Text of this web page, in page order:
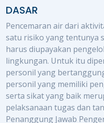
DASAR
Pencemaran air dari
satu risiko yang tentunya
harus diupayakan
lingkungan. Untuk itu
personil yang
personil yang memiliki
serta sikat yang baik
pelaksanaan tugas dan
Penanggung Jawab